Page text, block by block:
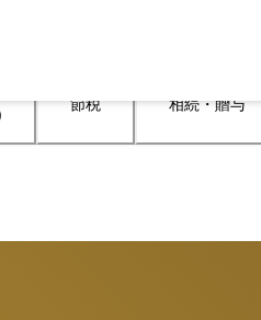
節税 相続・贈与